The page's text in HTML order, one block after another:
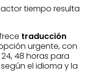
tiempo resulta
traducción
urgente, con
48 horas para
el idioma y la